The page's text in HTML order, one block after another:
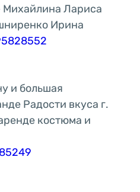
Михайлина Лариса
Ирина
и большая
Радости вкуса г.
костюма и